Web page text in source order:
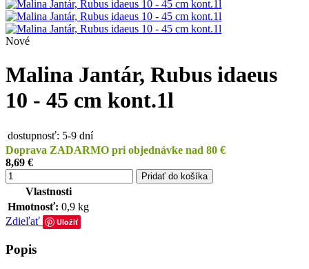
Nové
Malina Jantár, Rubus idaeus
10 - 45 cm kont.1l
dostupnosť: 5-9 dní
Doprava ZADARMO pri objednávke nad 80 €
8,69 €
Pridať do košíka
Vlastnosti
Hmotnosť: 0,9 kg
Zdieľať
Uložiť
Popis